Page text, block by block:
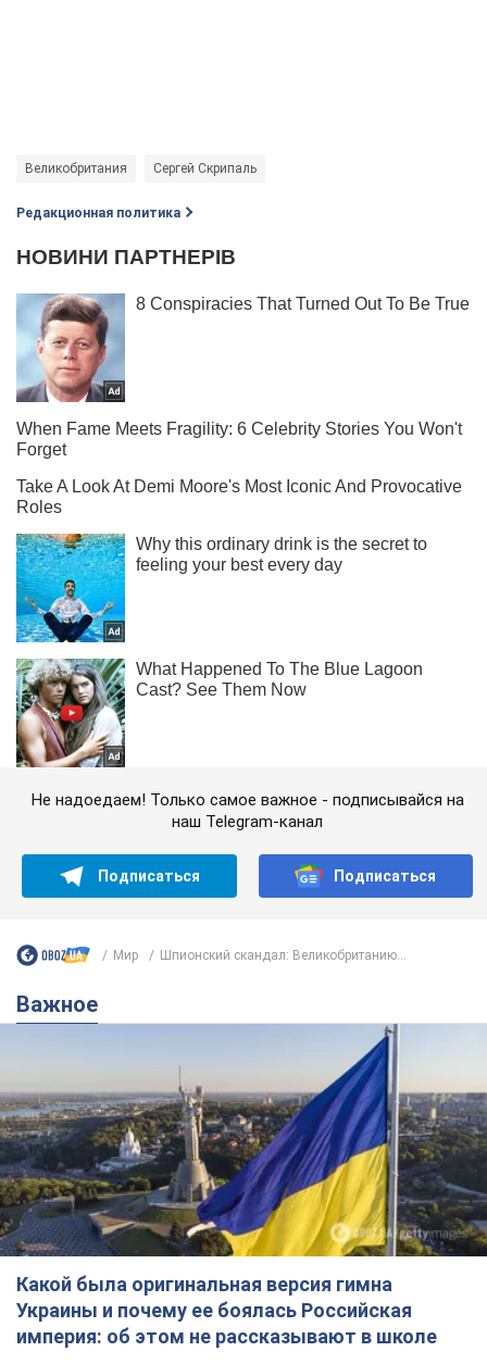
Великобритания Сергей Скрипаль
Редакционная политика
Не надоедаем! Только самое важное - подписывайся на
наш Telegram-канал
Подписаться Подписаться
Мир Шпионский скандал: Великобританию...
Важное
Какой была оригинальная версия гимна
Украины и почему ее боялась Российская
империя: об этом не рассказывают в школе